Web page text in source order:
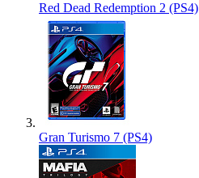
Red Dead Redemption 2 (PS4)
Gran Turismo 7 (PS4)